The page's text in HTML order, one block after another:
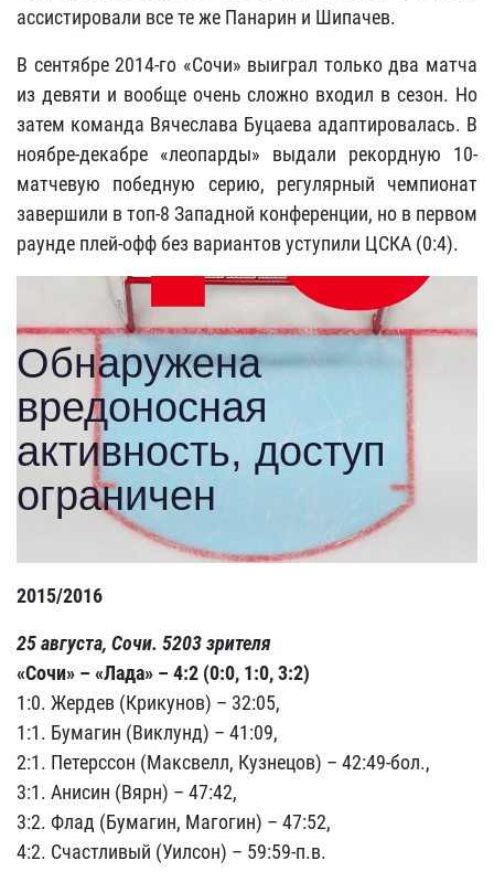
ассистировали все те же Панарин и Шипачев.
В сентябре 2014-го «Сочи» выиграл только два матча
из девяти и вообще очень сложно входил в сезон. Но
затем команда Вячеслава Буцаева адаптировалась. В
ноябре-декабре «леопарды» выдали рекордную 10-
матчевую победную серию, регулярный чемпионат
завершили в топ-8 Западной конференции, но в первом
раунде плей-офф без вариантов уступили ЦСКА (0:4).
2015/2016
25 августа, Сочи. 5203 зрителя
«Сочи» – «Лада» – 4:2 (0:0, 1:0, 3:2)
1:0. Жердев (Крикунов) – 32:05,
1:1. Бумагин (Виклунд) – 41:09,
2:1. Петерссон (Максвелл, Кузнецов) – 42:49-бол.,
3:1. Анисин (Вярн) – 47:42,
3:2. Флад (Бумагин, Магогин) – 47:52,
4:2. Счастливый (Уилсон) – 59:59-п.в.